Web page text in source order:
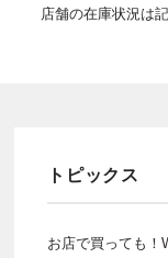
店舗の在庫状況は
トピックス
お店で買っても！